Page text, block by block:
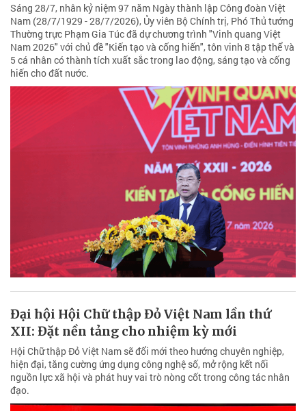
Sáng 28/7, nhân kỷ niệm 97 năm Ngày thành lập Công đoàn Việt
Nam (28/7/1929 - 28/7/2026), Ủy viên Bộ Chính trị, Phó Thủ tướng
Thường trực Phạm Gia Túc đã dự chương trình "Vinh quang Việt
Nam 2026" với chủ đề "Kiến tạo và cống hiến", tôn vinh 8 tập thể và
5 cá nhân có thành tích xuất sắc trong lao động, sáng tạo và cống
hiến cho đất nước.
Đại hội Hội Chữ thập Đỏ Việt Nam lần thứ
XII: Đặt nền tảng cho nhiệm kỳ mới
Hội Chữ thập Đỏ Việt Nam sẽ đổi mới theo hướng chuyên nghiệp,
hiện đại, tăng cường ứng dụng công nghệ số, mở rộng kết nối
nguồn lực xã hội và phát huy vai trò nòng cốt trong công tác nhân
đạo.